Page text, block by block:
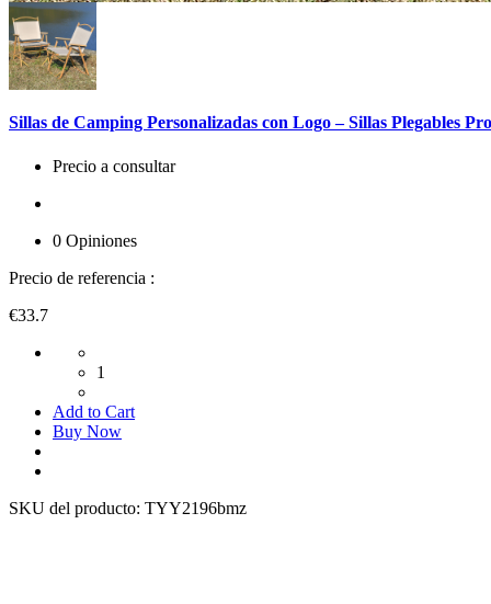
Sillas de Camping Personalizadas con Logo – Sillas Plegables
Precio a consultar
0 Opiniones
Precio de referencia :
€33.7
1
Add to Cart
Buy Now
SKU del producto: TYY2196bmz